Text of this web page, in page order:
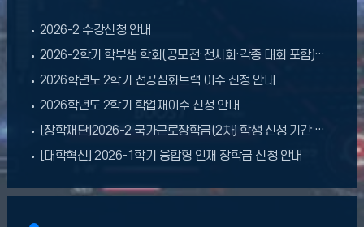
2026-2 수강신청 안내
2026-2학기 학부생 학회(공모전·전시회·각종 대회 포함)발표 지원 프로그램 안내
2026학년도 2학기 전공심화트랙 이수 신청 안내
2026학년도 2학기 학업재이수 신청 안내
[장학재단]2026-2 국가근로장학금(2차) 학생 신청 기간 안내
[대학혁신] 2026-1학기 융합형 인재 장학금 신청 안내